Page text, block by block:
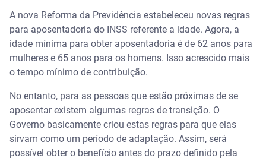
A nova Reforma da Previdência estabeleceu novas regras
para aposentadoria do INSS referente a idade. Agora, a
idade mínima para obter aposentadoria é de 62 anos para
mulheres e 65 anos para os homens. Isso acrescido mais
o tempo mínimo de contribuição.
No entanto, para as pessoas que estão próximas de se
aposentar existem algumas regras de transição. O
Governo basicamente criou estas regras para que elas
sirvam como um período de adaptação. Assim, será
possível obter o benefício antes do prazo definido pela